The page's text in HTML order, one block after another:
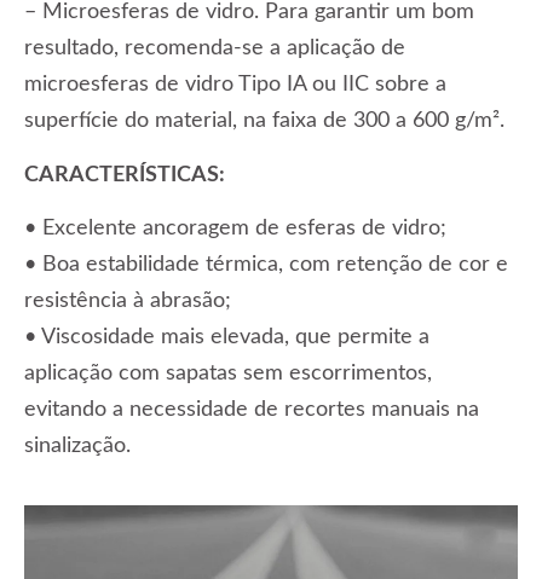
– Microesferas de vidro. Para garantir um bom
resultado, recomenda-se a aplicação de
microesferas de vidro Tipo IA ou IIC sobre a
superfície do material, na faixa de 300 a 600 g/m².
CARACTERÍSTICAS:
• Excelente ancoragem de esferas de vidro;
• Boa estabilidade térmica, com retenção de cor e
resistência à abrasão;
• Viscosidade mais elevada, que permite a
aplicação com sapatas sem escorrimentos,
evitando a necessidade de recortes manuais na
sinalização.